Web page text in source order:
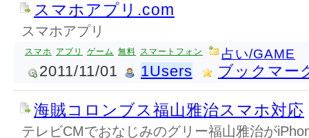
スマホアプリ.com
スマホアプリ
スマホ アプリ ゲーム 無料 スマートフォン 占い/GAME
2011/11/01 1Users ブックマー
海賊コロンブス福山雅治スマホ対応
テレビCMでおなじみのグリー福山雅治が